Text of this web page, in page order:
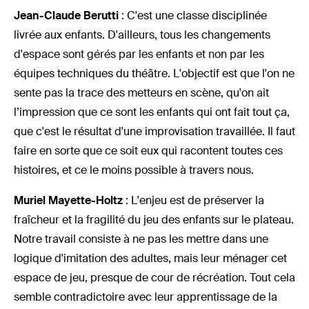
Jean-Claude Berutti : C'est une classe disciplinée
livrée aux enfants. D'ailleurs, tous les changements
d'espace sont gérés par les enfants et non par les
équipes techniques du théâtre. L'objectif est que l'on ne
sente pas la trace des metteurs en scène, qu'on ait
l’impression que ce sont les enfants qui ont fait tout ça,
que c'est le résultat d'une improvisation travaillée. Il faut
faire en sorte que ce soit eux qui racontent toutes ces
histoires, et ce le moins possible à travers nous.
Muriel Mayette-Holtz : L'enjeu est de préserver la
fraîcheur et la fragilité du jeu des enfants sur le plateau.
Notre travail consiste à ne pas les mettre dans une
logique d'imitation des adultes, mais leur ménager cet
espace de jeu, presque de cour de récréation. Tout cela
semble contradictoire avec leur apprentissage de la